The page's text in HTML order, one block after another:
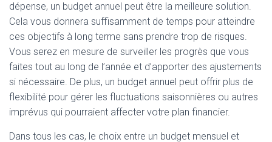
dépense, un budget annuel peut être la meilleure solution.
Cela vous donnera suffisamment de temps pour atteindre
ces objectifs à long terme sans prendre trop de risques.
Vous serez en mesure de surveiller les progrès que vous
faites tout au long de l’année et d’apporter des ajustements
si nécessaire. De plus, un budget annuel peut offrir plus de
flexibilité pour gérer les fluctuations saisonnières ou autres
imprévus qui pourraient affecter votre plan financier.
Dans tous les cas, le choix entre un budget mensuel et